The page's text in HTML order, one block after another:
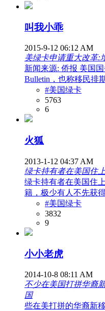
叫我小乖
2015-9-12 06:12 AM
美绿卡申请重大改革:
新闻来源: 侨报 美国
Bulletin，也称移民排
#美国绿卡
5763
6
火狐
2013-1-12 04:37 AM
绿卡持有者在美国住
绿卡持有者在美国住
籍，极少有人不先获
#美国绿卡
3832
9
小小老虎
2014-10-8 08:11 AM
不少在美国打拼华裔
国
些在美打拼的华裔新